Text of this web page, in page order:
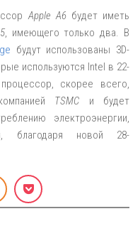
Apple A6будет иметь
, имеющего только два. В
будут использованы 3D-
используются Intel в 22-
скорее всего,
TSMC и будет
электроэнергии,
благодаря новой 28-